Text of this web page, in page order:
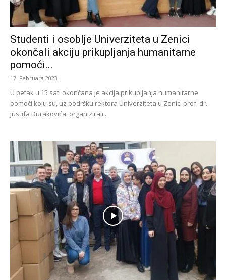
Studenti i osoblje Univerziteta u Zenici
okončali akciju prikupljanja humanitarne
pomoći...
17. Februara 2023.
U petak u 15 sati okončana je akcija prikupljanja humanitarne
pomoći koju su, uz podršku rektora Univerziteta u Zenici prof. dr.
Jusufa Durakovića, organizirali...